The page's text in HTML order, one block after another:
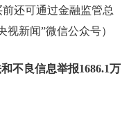
还可通过金融监管总
新闻”微信公众号）
不良信息举报1686.1万